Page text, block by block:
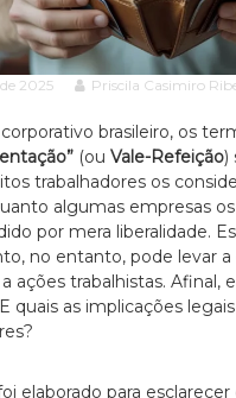
c
i
a
d
v
o
c
a
c
i
ã
o
P
a
o
e
s
p
e
c
i
a
l
2025 Priscila Casimiro
brasileiro, os
(ou Vale-Refeição)
trabalhadores os
algumas empresas
por mera liberalidade.
no entanto, pode levar a
ações trabalhistas. Afinal,
quais as implicações
elaborado para